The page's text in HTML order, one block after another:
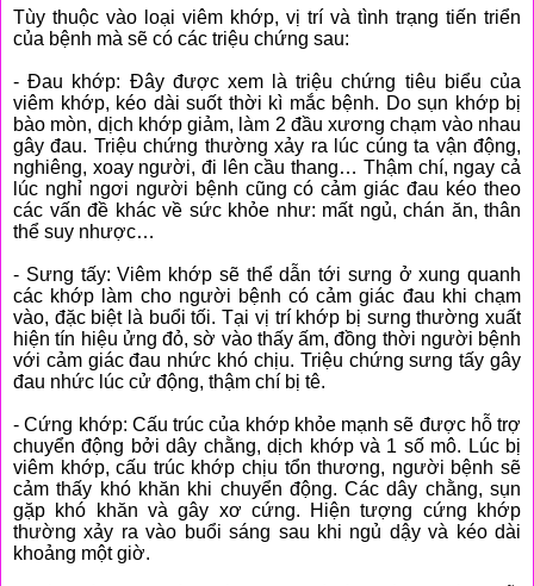
Tùy thuộc vào loại viêm khớp, vị trí và tình trạng tiến triển
của bệnh mà sẽ có các triệu chứng sau:
- Đau khớp: Đây được xem là triệu chứng tiêu biểu của
viêm khớp, kéo dài suốt thời kì mắc bệnh. Do sụn khớp bị
bào mòn, dịch khớp giảm, làm 2 đầu xương chạm vào nhau
gây đau. Triệu chứng thường xảy ra lúc cúng ta vận động,
nghiêng, xoay người, đi lên cầu thang… Thậm chí, ngay cả
lúc nghỉ ngơi người bệnh cũng có cảm giác đau kéo theo
các vấn đề khác về sức khỏe như: mất ngủ, chán ăn, thân
thể suy nhược…
- Sưng tấy: Viêm khớp sẽ thể dẫn tới sưng ở xung quanh
các khớp làm cho người bệnh có cảm giác đau khi chạm
vào, đặc biệt là buổi tối. Tại vị trí khớp bị sưng thường xuất
hiện tín hiệu ửng đỏ, sờ vào thấy ấm, đồng thời người bệnh
với cảm giác đau nhức khó chịu. Triệu chứng sưng tấy gây
đau nhức lúc cử động, thậm chí bị tê.
- Cứng khớp: Cấu trúc của khớp khỏe mạnh sẽ được hỗ trợ
chuyển động bởi dây chằng, dịch khớp và 1 số mô. Lúc bị
viêm khớp, cấu trúc khớp chịu tổn thương, người bệnh sẽ
cảm thấy khó khăn khi chuyển động. Các dây chằng, sụn
gặp khó khăn và gây xơ cứng. Hiện tượng cứng khớp
thường xảy ra vào buổi sáng sau khi ngủ dậy và kéo dài
khoảng một giờ.